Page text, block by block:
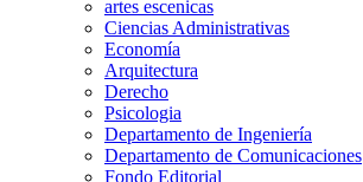
artes escenicas
Ciencias Administrativas
Economía
Arquitectura
Derecho
Psicologia
Departamento de Ingeniería
Departamento de Comunicaciones
Fondo Editorial